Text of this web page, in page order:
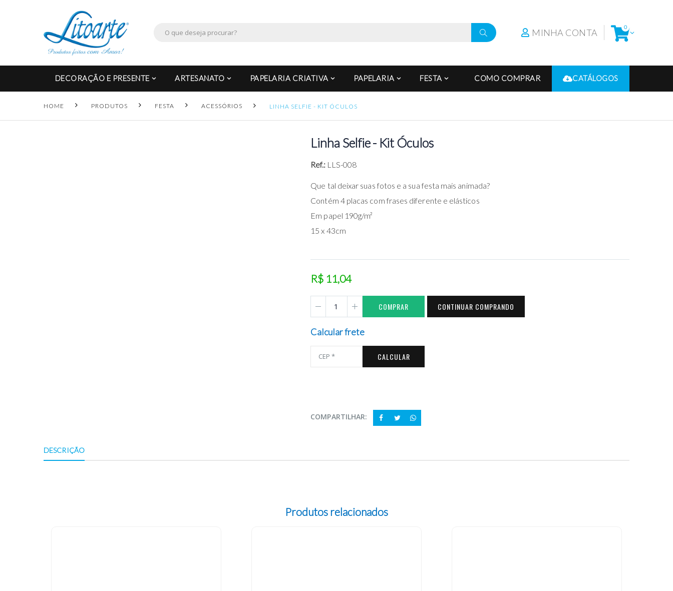
MINHA CONTA 0
DECORAÇÃO E PRESENTE ARTESANATO PAPELARIA CRIATIVA PAPELARIA FESTA COMO COMPRAR CATÁLOGOS
HOME PRODUTOS FESTA ACESSÓRIOS LINHA SELFIE - KIT ÓCULOS
Linha Selfie - Kit Óculos
Ref.: LLS-008
Que tal deixar suas fotos e a sua festa mais animada?
Contém 4 placas com frases diferente e elásticos
Em papel 190g/m²
15 x 43cm
R$ 11,04
COMPRAR CONTINUAR COMPRANDO
Calcular frete
CALCULAR
COMPARTILHAR:
DESCRIÇÃO
Produtos relacionados